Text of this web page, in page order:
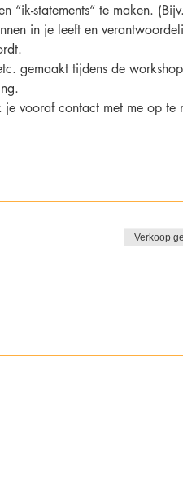
statements“ te maken.
in je leeft en
gemaakt tijdens de
vooraf contact met me op te
Verkoop